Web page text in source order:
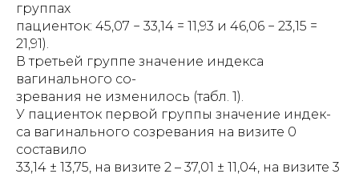
группах
пациенток: 45,07 − 33,14 = 11,93 и 46,06 − 23,15 =
21,91).
В третьей группе значение индекса
вагинального со-
зревания не изменилось (табл. 1).
У пациенток первой группы значение индек-
са вагинального созревания на визите 0
составило
33,14 ± 13,75, на визите 2 – 37,01 ± 11,04, на визите 3